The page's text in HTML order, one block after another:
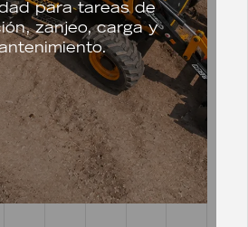
para tareas de
zanjeo, carga y